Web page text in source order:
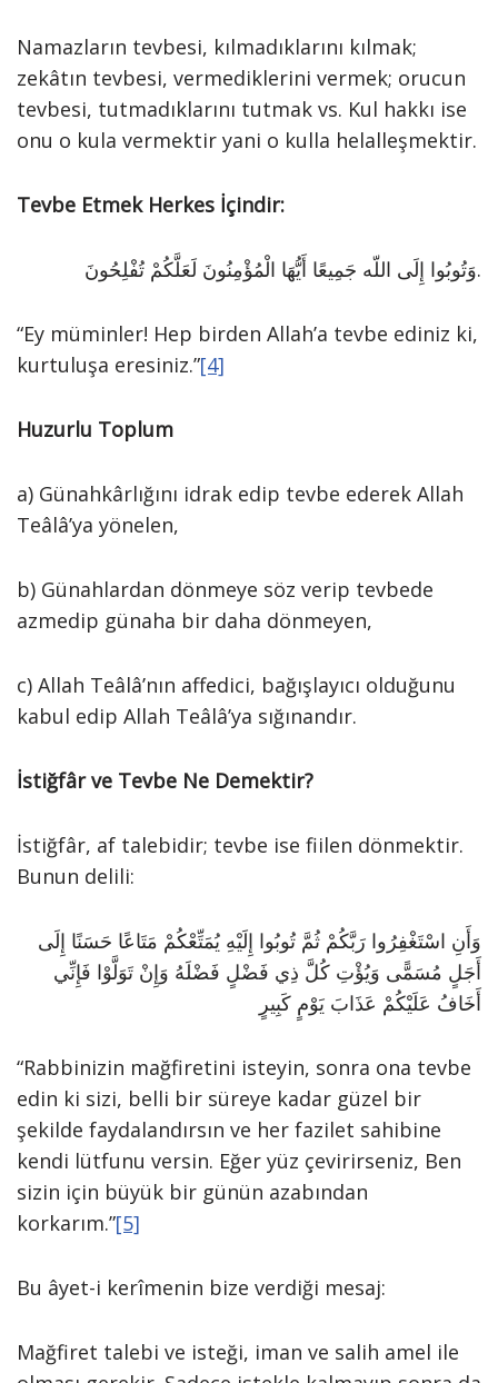
Namazların tevbesi, kılmadıklarını kılmak;
zekâtın tevbesi, vermediklerini vermek; orucun
tevbesi, tutmadıklarını tutmak vs. Kul hakkı ise
onu o kula vermektir yani o kulla helalleşmektir.
Tevbe Etmek Herkes İçindir:
وَتُوبُوا إِلَى اللّه جَمِيعًا أَيُّهَا الْمُؤْمِنُونَ لَعَلَّكُمْ تُفْلِحُونَ.
“Ey müminler! Hep birden Allah’a tevbe ediniz ki,
kurtuluşa eresiniz.”[4]
Huzurlu Toplum
a) Günahkârlığını idrak edip tevbe ederek Allah
Teâlâ’ya yönelen,
b) Günahlardan dönmeye söz verip tevbede
azmedip günaha bir daha dönmeyen,
c) Allah Teâlâ’nın affedici, bağışlayıcı olduğunu
kabul edip Allah Teâlâ’ya sığınandır.
İstiğfâr ve Tevbe Ne Demektir?
İstiğfâr, af talebidir; tevbe ise fiilen dönmektir.
Bunun delili:
وَأَنِ اسْتَغْفِرُوا رَبَّكُمْ ثُمَّ تُوبُوا إِلَيْهِ يُمَتِّعْكُمْ مَتَاعًا حَسَنًا إِلَى
أَجَلٍ مُسَمًّى وَيُؤْتِ كُلَّ ذِي فَضْلٍ فَضْلَهُ وَإِنْ تَوَلَّوْا فَإِنِّي
أَخَافُ عَلَيْكُمْ عَذَابَ يَوْمٍ كَبِيرٍ
“Rabbinizin mağfiretini isteyin, sonra ona tevbe
edin ki sizi, belli bir süreye kadar güzel bir
şekilde faydalandırsın ve her fazilet sahibine
kendi lütfunu versin. Eğer yüz çevirirseniz, Ben
sizin için büyük bir günün azabından
korkarım.”[5]
Bu âyet-i kerîmenin bize verdiği mesaj:
Mağfiret talebi ve isteği, iman ve salih amel ile